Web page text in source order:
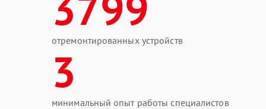
отремонтированных устройств
3
минимальный опыт работы специалистов